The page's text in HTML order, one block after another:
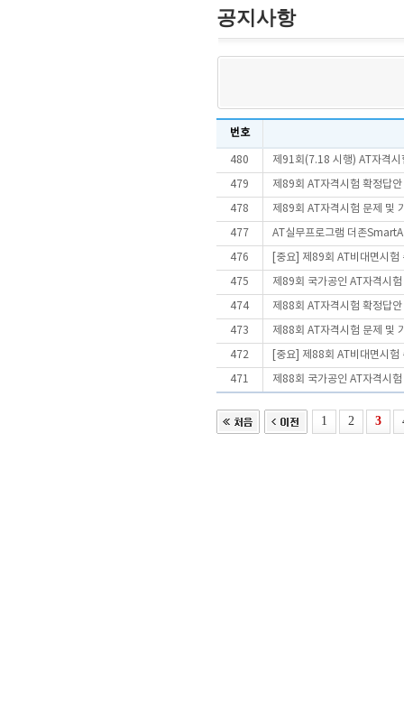
공지사항
번호
480 제91회(7.18 시행) AT자격
479 제89회 AT자격시험 확정답
478 제89회 AT자격시험 문제 및
477 AT실무프로그램 더존
476 [중요] 제89회 AT비대면시험
475 제89회 국가공인 AT자격시
474 제88회 AT자격시험 확정답
473 제88회 AT자격시험 문제 및
472 [중요] 제88회 AT비대면시험
471 제88회 국가공인 AT자격시
1 2 3